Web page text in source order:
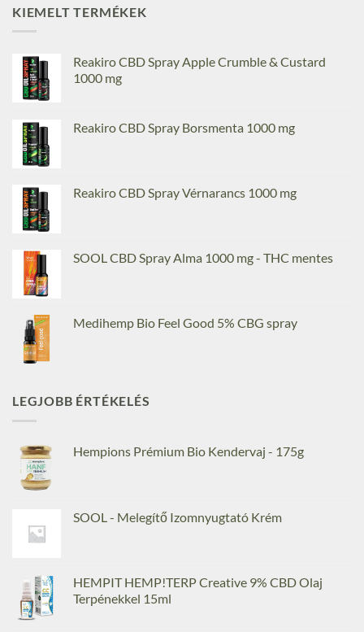
KIEMELT TERMÉKEK
Reakiro CBD Spray Apple Crumble & Custard
1000 mg
Reakiro CBD Spray Borsmenta 1000 mg
Reakiro CBD Spray Vérnarancs 1000 mg
SOOL CBD Spray Alma 1000 mg - THC mentes
Medihemp Bio Feel Good 5% CBG spray
LEGJOBB ÉRTÉKELÉS
Hempions Prémium Bio Kendervaj - 175g
SOOL - Melegítő Izomnyugtató Krém
HEMPIT HEMP!TERP Creative 9% CBD Olaj
Terpénekkel 15ml